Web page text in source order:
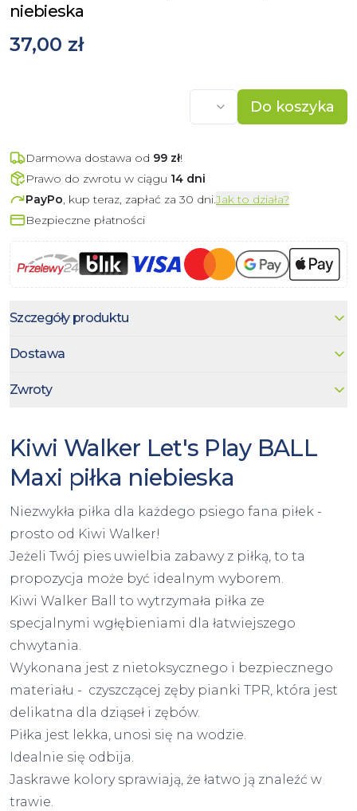
niebieska
37,00 zł
Do koszyka
Darmowa dostawa od 99 zł!
Prawo do zwrotu w ciągu 14 dni
PayPo, kup teraz, zapłać za 30 dni.Jak to działa?
Bezpieczne płatności
Szczegóły produktu
Dostawa
Zwroty
Kiwi Walker Let's Play BALL
Maxi piłka niebieska
Niezwykła piłka dla każdego psiego fana piłek -
prosto od Kiwi Walker!
Jeżeli Twój pies uwielbia zabawy z piłką, to ta
propozycja może być idealnym wyborem.
Kiwi Walker Ball to wytrzymała piłka ze
specjalnymi wgłębieniami dla łatwiejszego
chwytania.
Wykonana jest z nietoksycznego i bezpiecznego
materiału - czyszczącej zęby pianki TPR, która jest
delikatna dla dziąseł i zębów.
Piłka jest lekka, unosi się na wodzie.
Idealnie się odbija.
Jaskrawe kolory sprawiają, że łatwo ją znaleźć w
trawie.